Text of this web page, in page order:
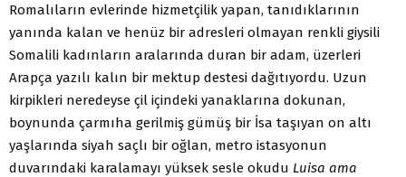
Romalıların evlerinde hizmetçilik yapan, tanıdıklarının
yanında kalan ve henüz bir adresleri olmayan renkli giysili
Somalili kadınların aralarında duran bir adam, üzerleri
Arapça yazılı kalın bir mektup destesi dağıtıyordu. Uzun
kirpikleri neredeyse çil içindeki yanaklarına dokunan,
boynunda çarmıha gerilmiş gümüş bir İsa taşıyan on altı
yaşlarında siyah saçlı bir oğlan, metro istasyonun
duvarındaki karalamayı yüksek sesle okudu Luisa ama